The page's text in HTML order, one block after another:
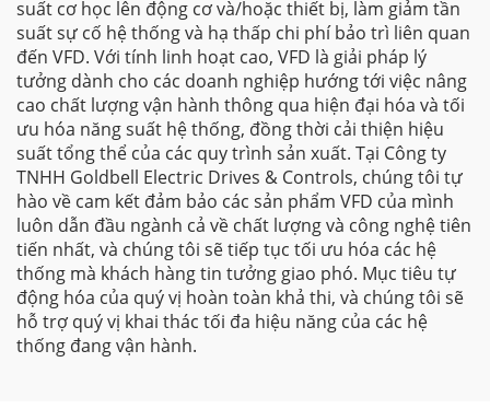
suất cơ học lên động cơ và/hoặc thiết bị, làm giảm tần
suất sự cố hệ thống và hạ thấp chi phí bảo trì liên quan
đến VFD. Với tính linh hoạt cao, VFD là giải pháp lý
tưởng dành cho các doanh nghiệp hướng tới việc nâng
cao chất lượng vận hành thông qua hiện đại hóa và tối
ưu hóa năng suất hệ thống, đồng thời cải thiện hiệu
suất tổng thể của các quy trình sản xuất. Tại Công ty
TNHH Goldbell Electric Drives & Controls, chúng tôi tự
hào về cam kết đảm bảo các sản phẩm VFD của mình
luôn dẫn đầu ngành cả về chất lượng và công nghệ tiên
tiến nhất, và chúng tôi sẽ tiếp tục tối ưu hóa các hệ
thống mà khách hàng tin tưởng giao phó. Mục tiêu tự
động hóa của quý vị hoàn toàn khả thi, và chúng tôi sẽ
hỗ trợ quý vị khai thác tối đa hiệu năng của các hệ
thống đang vận hành.